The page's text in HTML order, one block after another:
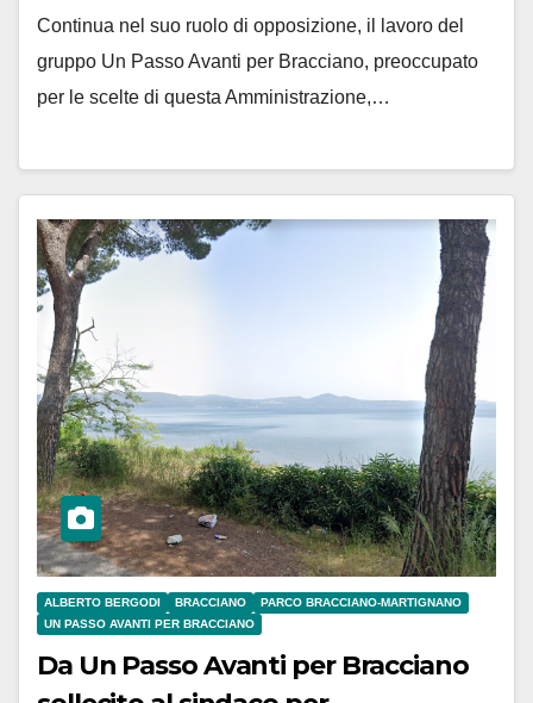
Continua nel suo ruolo di opposizione, il lavoro del
gruppo Un Passo Avanti per Bracciano, preoccupato
per le scelte di questa Amministrazione,…
ALBERTO BERGODI BRACCIANO
PARCO BRACCIANO-MARTIGNANO
UN PASSO AVANTI PER BRACCIANO
Da Un Passo Avanti per Bracciano